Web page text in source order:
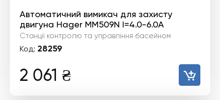
Автоматичний вимикач для захисту
двигуна Hager MM509N I=4.0-6.0А
Станції контролю та управління басейном
Код: 28259
2 061 ₴